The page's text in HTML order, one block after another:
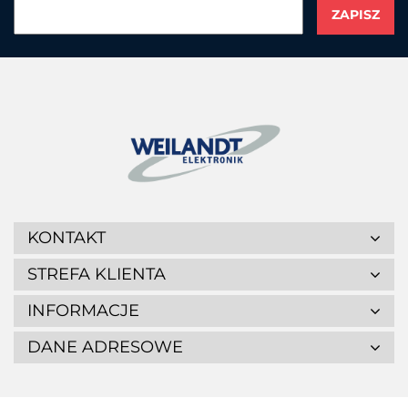
CITIZEN
KONTAKT
STREFA KLIENTA
INFORMACJE
DANE ADRESOWE